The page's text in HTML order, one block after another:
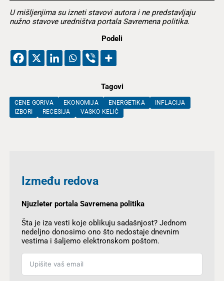
U mišljenjima su izneti stavovi autora i ne predstavljaju
nužno stavove uredništva portala Savremena politika.
Podeli
Tagovi
CENE GORIVA EKONOMIJA ENERGETIKA
INFLACIJA
IZBORI
RECESIJA VASKO KELIĆ
Između redova
Njuzleter portala Savremena politika
Šta je iza vesti koje oblikuju sadašnjost? Jednom
nedeljno donosimo ono što nedostaje dnevnim
vestima i šaljemo elektronskom poštom.